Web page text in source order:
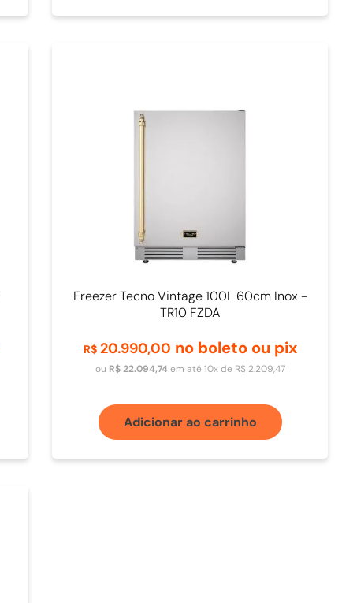
Freezer Tecno Vintage 100L 60cm Inox -
TR10 FZDA
R$ 20.990,00 no boleto ou pix
ou R$ 22.094,74em até10x de R$ 2.209,47
Adicionar ao carrinho